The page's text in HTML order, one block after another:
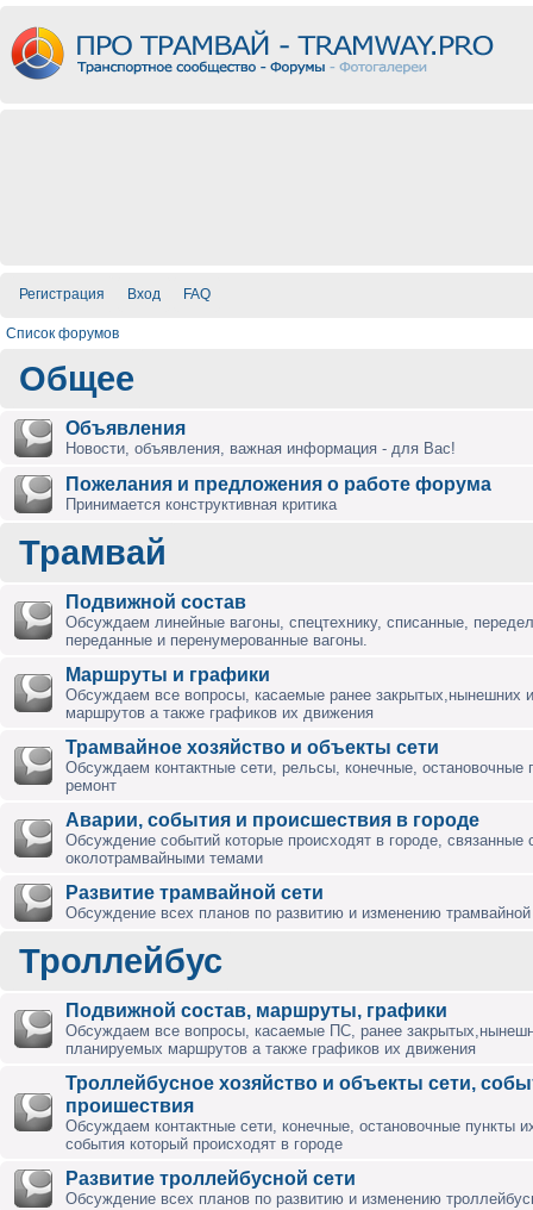
Регистрация Вход FAQ
Список форумов
Общее
Объявления
Новости, объявления, важная информация - для Вас!
Пожелания и предложения о работе форума
Принимается конструктивная критика
Трамвай
Подвижной состав
Обсуждаем линейные вагоны, спецтехнику, списанные,
переданные и перенумерованные вагоны.
Маршруты и графики
Обсуждаем все вопросы, касаемые ранее закрытых,нынешних
маршрутов а также графиков их движения
Трамвайное хозяйство и объекты сети
Обсуждаем контактные сети, рельсы, конечные, остановочные
ремонт
Аварии, события и происшествия в городе
Обсуждение событий которые происходят в городе, связанные
околотрамвайными темами
Развитие трамвайной сети
Обсуждение всех планов по развитию и изменению трамвайной
Троллейбус
Подвижной состав, маршруты, графики
Обсуждаем все вопросы, касаемые ПС, ранее
планируемых маршрутов а также графиков их движения
Троллейбусное хозяйство и объекты сети,
проишествия
Обсуждаем контактные сети, конечные, остановочные пункты
события который происходят в городе
Развитие троллейбусной сети
Обсуждение всех планов по развитию и изменению